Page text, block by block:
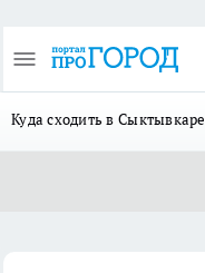
Куда сходить в Сыктывкаре